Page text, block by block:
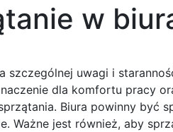
w
uwagi i
dla komfortu pracy
Biura powinny być
Ważne jest również, aby